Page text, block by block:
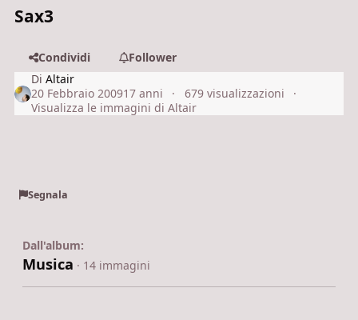
Sax3
Condividi
Follower
DiAltair
20 Febbraio 200917 anni
679 visualizzazioni
Visualizza le immagini di Altair
Segnala
Dall'album:
Musica · 14 immagini